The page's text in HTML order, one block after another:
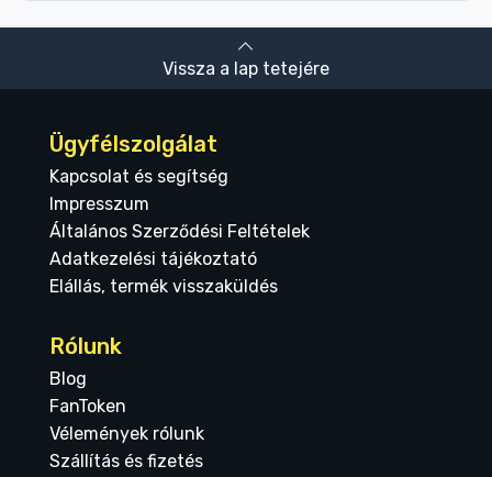
Vissza a lap tetejére
Ügyfélszolgálat
Kapcsolat és segítség
Impresszum
Általános Szerződési Feltételek
Adatkezelési tájékoztató
Elállás, termék visszaküldés
Rólunk
Blog
FanToken
Vélemények rólunk
Szállítás és fizetés